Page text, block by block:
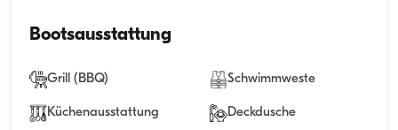
Bootsausstattung
Grill (BBQ) Schwimmweste
Küchenausstattung Deckdusche